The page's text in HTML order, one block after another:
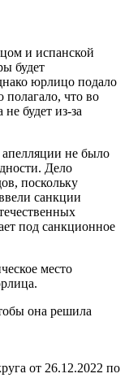
и испанской
будет
юрлицо подало
полагало, что во
будет из-за
апелляции не было
Дело
поскольку
санкции
под санкционное
место
она решила
от 26.12.2022 по